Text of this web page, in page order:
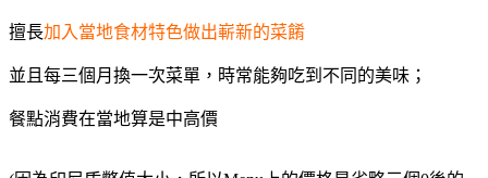
擅長加入當地食材特色做出嶄新的菜餚
並且每三個月換一次菜單，時常能夠吃到不同的美味；
餐點消費在當地算是中高價